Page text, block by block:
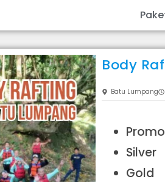
Body
Batu Lumpang
Promo
Silver
Gold